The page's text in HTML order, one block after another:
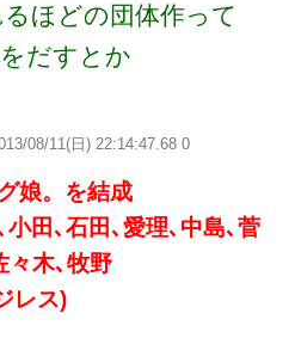
ほどの団体作って
だすとか
08/11(日) 22:14:47.68 0
娘。を結成
田､石田､愛理､中島､菅
々木､牧野
レス)